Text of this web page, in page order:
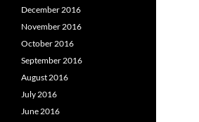
December 2016
November 2016
October 2016
September 2016
August 2016
July 2016
June 2016